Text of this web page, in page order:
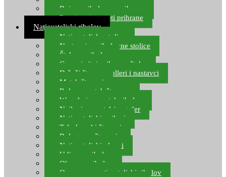
Boje za ribolovnu prihranu
Provjereni recepti prihrane
Natjecateljski ribolov
Natjecateljske stolice
Nastavci za ribolovne stolice
Šteke za ribolov
Gume i sitni pribor za šteku
Držači štapova rolleri i nastavci
Match štapovi
Role za match štapove
Waggleri za match ribolov
Najloni za match/waggler
Natjecateljski najloni
Teleskopski štapovi
Bolognese štapovi
Natjecateljski plovci
Udice za ribolov
Olovo za ribolov
Oprema za natjecateljski ribolov